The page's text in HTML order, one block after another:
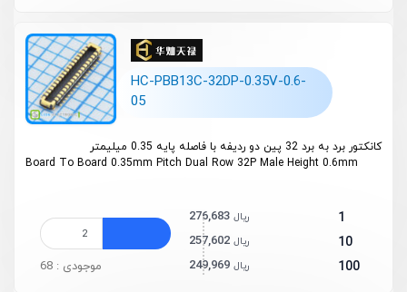
HC-PBB13C-32DP-0.35V-0.6-
05
کانکتور برد به برد 32 پین دو ردیفه با فاصله پایه 0.35 میلیمتر
Board To Board 0.35mm Pitch Dual Row 32P Male Height 0.6mm
1
276,683 ریال
10
257,602 ریال
100
249,969 ریال موجودی : 68